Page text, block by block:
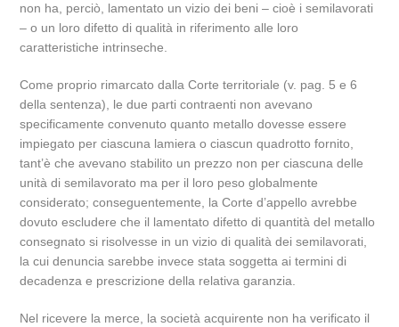
non ha, perciò, lamentato un vizio dei beni – cioè i semilavorati
– o un loro difetto di qualità in riferimento alle loro
caratteristiche intrinseche.
Come proprio rimarcato dalla Corte territoriale (v. pag. 5 e 6
della sentenza), le due parti contraenti non avevano
specificamente convenuto quanto metallo dovesse essere
impiegato per ciascuna lamiera o ciascun quadrotto fornito,
tant’è che avevano stabilito un prezzo non per ciascuna delle
unità di semilavorato ma per il loro peso globalmente
considerato; conseguentemente, la Corte d’appello avrebbe
dovuto escludere che il lamentato difetto di quantità del metallo
consegnato si risolvesse in un vizio di qualità dei semilavorati,
la cui denuncia sarebbe invece stata soggetta ai termini di
decadenza e prescrizione della relativa garanzia.
Nel ricevere la merce, la società acquirente non ha verificato il